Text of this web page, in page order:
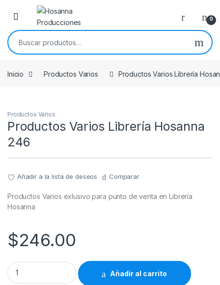
Skip to navigation
Skip to content
0
Buscar por:
Inicio Productos Varios Productos Varios Librería
Productos Varios
Productos Varios Librería Hosanna
246
Añadir a la lista de deseos Comparar
Productos Varios exlusivo para punto de venta en Librería
Hosanna
$246.00
Productos Varios Librería Hosanna 246 quantity
Añadir al carrito